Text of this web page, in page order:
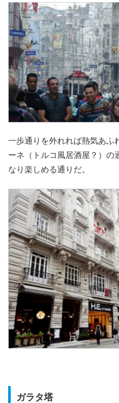
一歩通りを外れれば熱気あふ
ーネ（トルコ風居酒屋？）の
なり楽しめる通りだ。
ガラタ塔